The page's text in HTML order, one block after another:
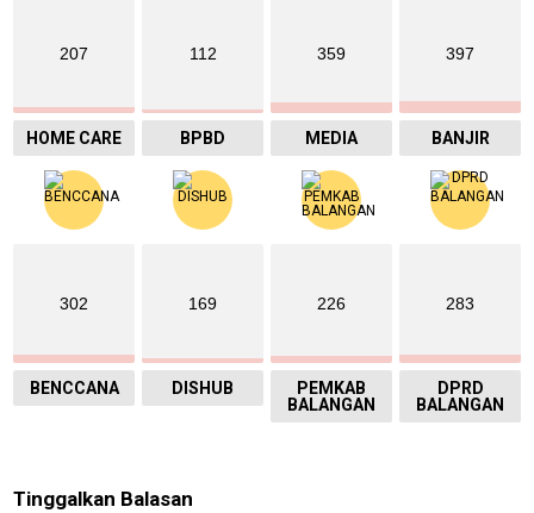
207
HOME CARE
112
BPBD
359
MEDIA
397
BANJIR
302
BENCCANA
169
DISHUB
226
PEMKAB
BALANGAN
283
DPRD
BALANGAN
Tinggalkan Balasan